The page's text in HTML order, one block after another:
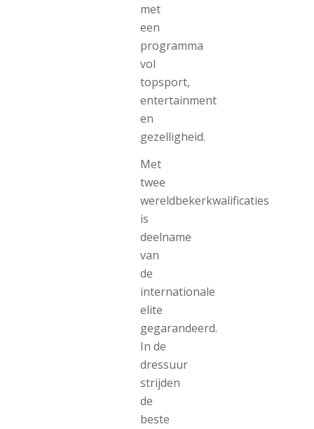
met
een
programma
vol
topsport,
entertainment
en
gezelligheid.
Met
twee
wereldbekerkwalificaties
is
deelname
van
de
internationale
elite
gegarandeerd.
In de
dressuur
strijden
de
beste